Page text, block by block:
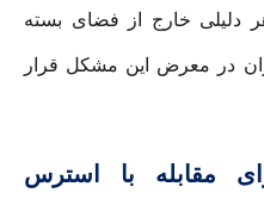
دلیلی خارج از فضای بسته
در معرض این مشکل قرار
مقابله با استرس